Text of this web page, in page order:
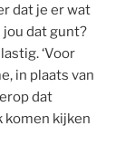
dat je er wat
dat gunt?
‘Voor
in plaats van
dat
komen kijken